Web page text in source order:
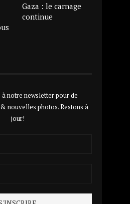
Gaza : le carnage
continue
notre newsletter pour de
nouvelles photos. Restons à
jour!